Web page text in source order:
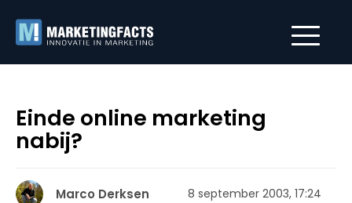
Einde online marketing
nabij?
Marco Derksen 8 september 2003, 17:24